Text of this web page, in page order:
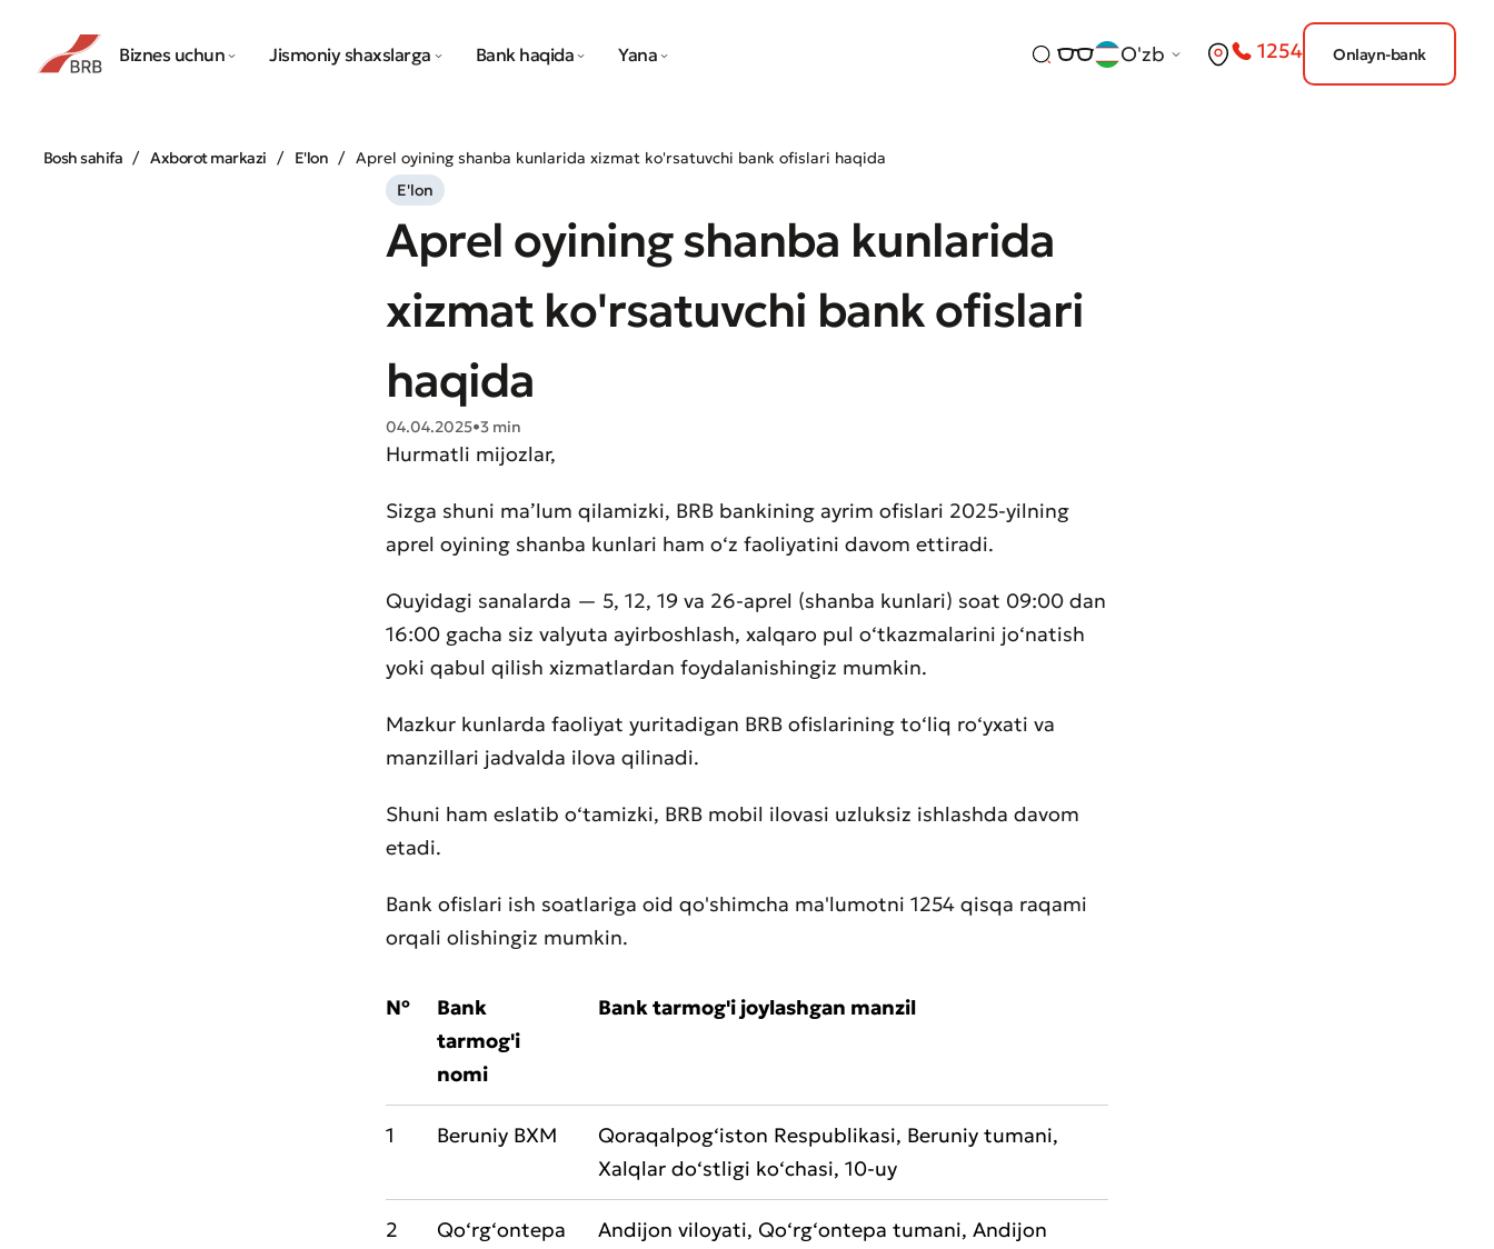
Biznes uchun Jismoniy shaxslarga Bank haqida Yana O'zb 1254 Onlayn-bank
Bosh sahifa Axborot markazi E'lon
Aprel oyining shanba kunlarida xizmat ko'rsatuvchi bank ofislari haqida
E'lon
Aprel oyining shanba kunlarida
xizmat ko'rsatuvchi bank ofislari
haqida
04.04.2025•3 min
Hurmatli mijozlar,
Sizga shuni ma’lum qilamizki, BRB bankining ayrim ofislari 2025-yilning
aprel oyining shanba kunlari ham o‘z faoliyatini davom ettiradi.
Quyidagi sanalarda — 5, 12, 19 va 26-aprel (shanba kunlari) soat 09:00 dan
16:00 gacha siz valyuta ayirboshlash, xalqaro pul o‘tkazmalarini jo‘natish
yoki qabul qilish xizmatlardan foydalanishingiz mumkin.
Mazkur kunlarda faoliyat yuritadigan BRB ofislarining to‘liq ro‘yxati va
manzillari jadvalda ilova qilinadi.
Shuni ham eslatib o‘tamizki, BRB mobil ilovasi uzluksiz ishlashda davom
etadi.
Bank ofislari ish soatlariga oid qo'shimcha ma'lumotni 1254 qisqa raqami
orqali olishingiz mumkin.
№
Bank
tarmog'i
nomi
Bank tarmog'i joylashgan manzil
1 Beruniy BXM
Qoraqalpog‘iston Respublikasi, Beruniy tumani,
Xalqlar do‘stligi ko‘chasi, 10-uy
2
Qo‘rg‘ontepa
Andijon viloyati, Qo‘rg‘ontepa tumani, Andijon